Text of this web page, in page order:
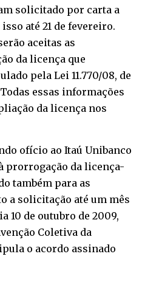
solicitado por carta a
até 21 de fevereiro.
aceitas as
da licença que
pela Lei 11.770/08, de
essas informações
da licença nos
ofício ao Itaú Unibanco
prorrogação da licença-
também para as
a solicitação até um mês
10 de outubro de 2009,
Coletiva da
o acordo assinado